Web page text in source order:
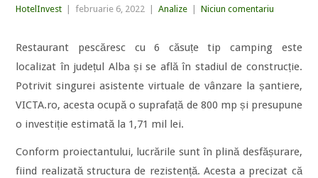
HotelInvest februarie 6, 2022 Analize Niciun comentariu
Restaurant pescăresc cu 6 căsuțe tip camping este
localizat în județul Alba și se află în stadiul de construcție.
Potrivit singurei asistente virtuale de vânzare la șantiere,
VICTA.ro, acesta ocupă o suprafață de 800 mp și presupune
o investiție estimată la 1,71 mil lei.
Conform proiectantului, lucrările sunt în plină desfășurare,
fiind realizată structura de rezistență. Acesta a precizat că